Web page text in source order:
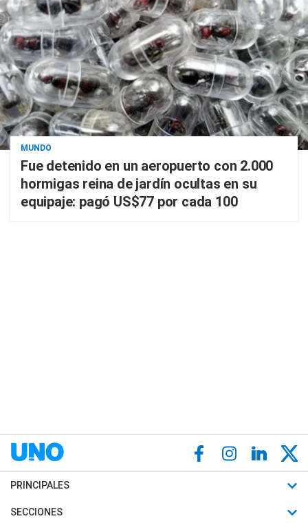
MUNDO
Fue detenido en un aeropuerto con 2.000
hormigas reina de jardín ocultas en su
equipaje: pagó US$77 por cada 100
PRINCIPALES
Últimas Noticias
SECCIONES